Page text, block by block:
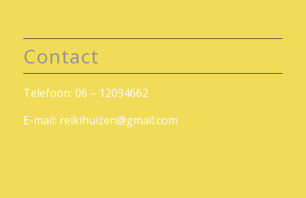
Contact
Telefoon: 06 – 12094662
E-mail: reikihuizen@gmail.com